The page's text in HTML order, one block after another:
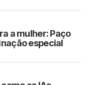
a mulher: Paço
especial